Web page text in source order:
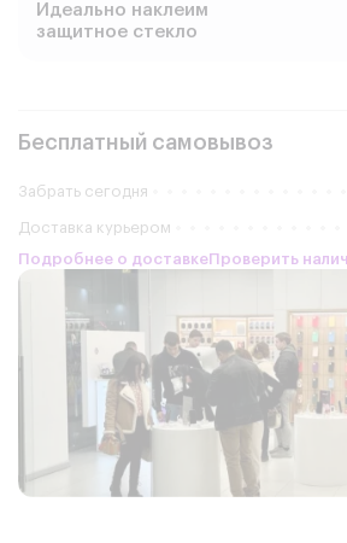
Идеально наклеим
защитное стекло
Бесплатный самовывоз
Забрать сегодня
Доставка курьером
Подробнее о доставкеПроверить